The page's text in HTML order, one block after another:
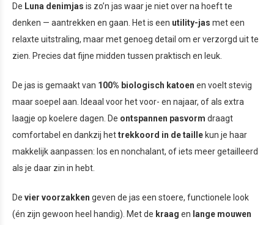
De Luna denimjas is zo’n jas waar je niet over na hoeft te
denken — aantrekken en gaan. Het is een utility-jas met een
relaxte uitstraling, maar met genoeg detail om er verzorgd uit te
zien. Precies dat fijne midden tussen praktisch en leuk.
De jas is gemaakt van 100% biologisch katoen en voelt stevig
maar soepel aan. Ideaal voor het voor- en najaar, of als extra
laagje op koelere dagen. De ontspannen pasvorm draagt
comfortabel en dankzij hettrekkoord in de taille kun je haar
makkelijk aanpassen: los en nonchalant, of iets meer getailleerd
als je daar zin in hebt.
De vier voorzakken geven de jas een stoere, functionele look
(én zijn gewoon heel handig). Met de kraag en lange mouwen